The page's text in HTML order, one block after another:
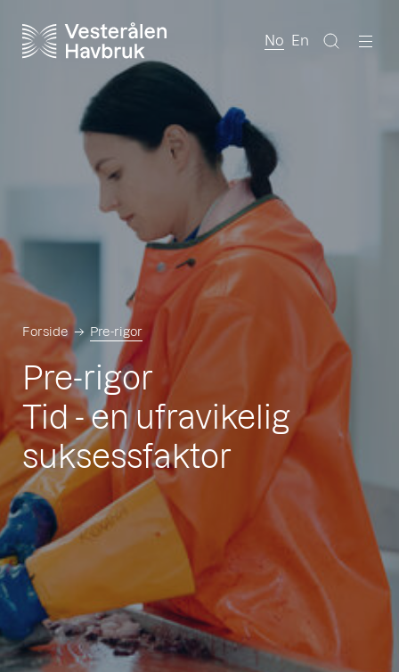
No En
Forside Pre-rigor
Pre-rigor
Tid - en ufravikelig
suksessfaktor